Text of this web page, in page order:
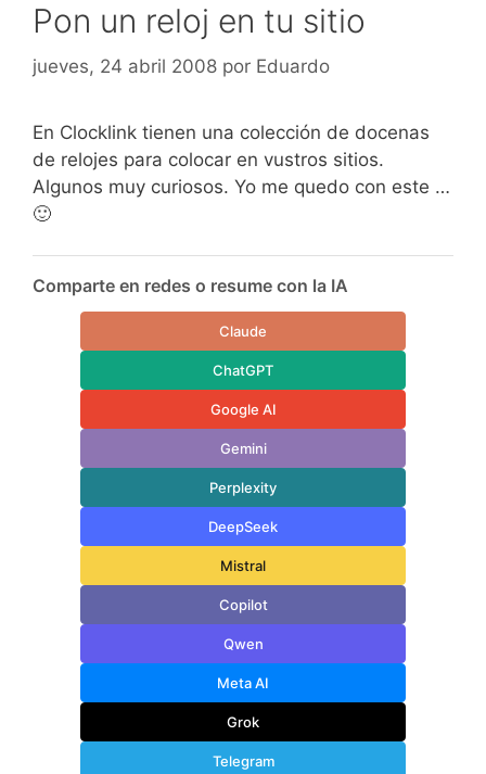
Pon un reloj en tu sitio
jueves, 24 abril 2008 por Eduardo
En Clocklink tienen una colección de docenas
de relojes para colocar en vustros sitios.
Algunos muy curiosos. Yo me quedo con este …
🙂
Comparte en redes o resume con la IA
Claude
ChatGPT
Google AI
Gemini
Perplexity
DeepSeek
Mistral
Copilot
Qwen
Meta AI
Grok
Telegram